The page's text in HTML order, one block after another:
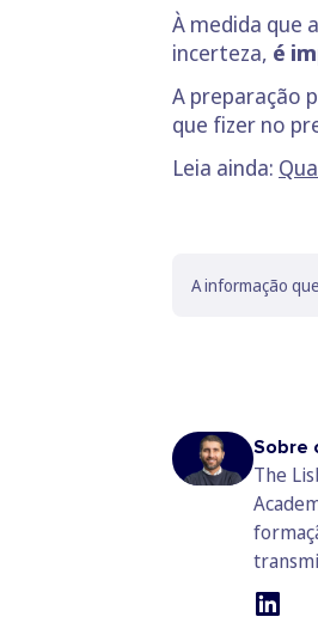
À medida que
incerteza, é
A preparação
que fizer no
Leia ainda:
A informação
Sobre
The